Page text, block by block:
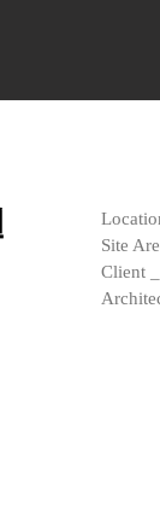
Site
Client